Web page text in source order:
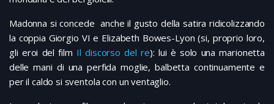
Madonna si concede anche il gusto della satira ridicolizzando
la coppia Giorgio VI e Elizabeth Bowes-Lyon (si, proprio loro,
gli eroi del film Il discorso del re): lui è solo una marionetta
delle mani di una perfida moglie, balbetta continuamente e
per il caldo si sventola con un ventaglio.